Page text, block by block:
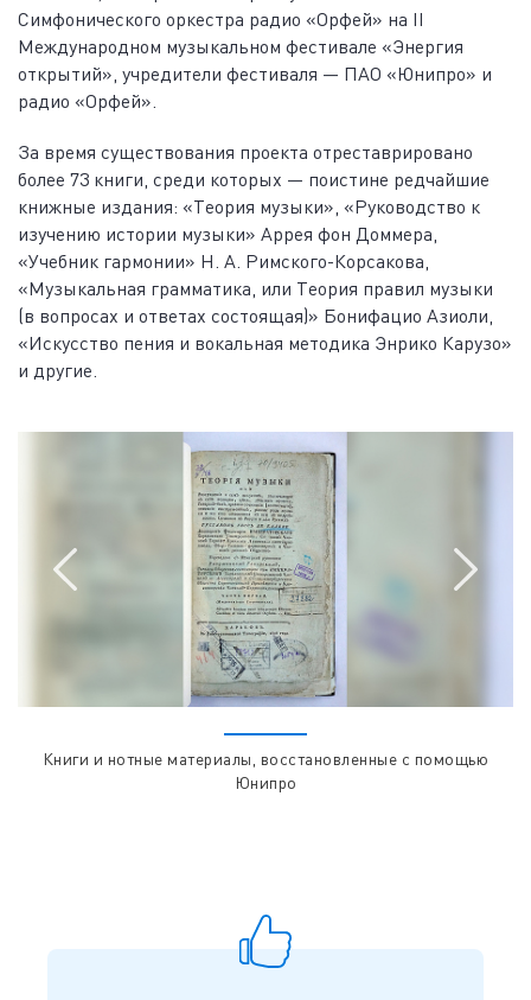
Симфонического оркестра радио «Орфей» на II
Международном музыкальном фестивале «Энергия
открытий», учредители фестиваля — ПАО «Юнипро» и
радио «Орфей».
За время существования проекта отреставрировано
более 73 книги, среди которых — поистине редчайшие
книжные издания: «Теория музыки», «Руководство к
изучению истории музыки» Аррея фон Доммера,
«Учебник гармонии» Н. А. Римского-Корсакова,
«Музыкальная грамматика, или Теория правил музыки
(в вопросах и ответах состоящая)» Бонифацио Азиоли,
«Искусство пения и вокальная методика Энрико Карузо»
и другие.
Книги и нотные материалы, восстановленные с помощью
Юнипро